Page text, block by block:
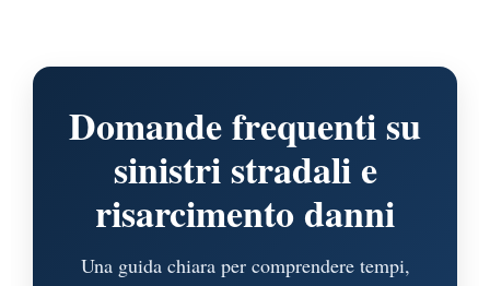
Domande frequenti su
sinistri stradali e
risarcimento danni
Una guida chiara per comprendere tempi,